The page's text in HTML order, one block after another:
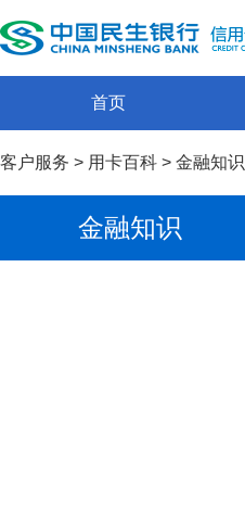
首页
客户服务 > 用卡百科 > 金融知识
金融知识